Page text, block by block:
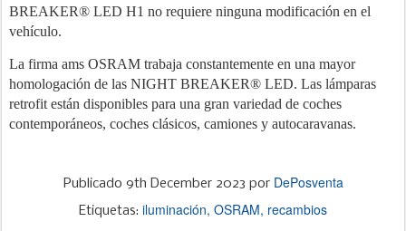
BREAKER® LED H1 no requiere ninguna modificación en el
vehículo.
La firma ams OSRAM trabaja constantemente en una mayor
homologación de las NIGHT BREAKER® LED. Las lámparas
retrofit están disponibles para una gran variedad de coches
contemporáneos, coches clásicos, camiones y autocaravanas.
Publicado 9th December 2023 por DePosventa
Etiquetas: iluminación OSRAM recambios